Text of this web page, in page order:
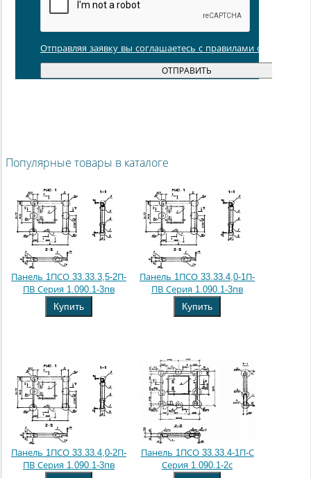
Отправляя заявку вы соглашаетесь с правилами обработки
Популярные товары в каталоге
Панель 1ПСО 33.33.3,5-2П-
ПВ Серия 1.090.1-3пв
Купить
Панель 1ПСО 33.33.4,0-1П-
ПВ Серия 1.090.1-3пв
Купить
Панель 1ПСО 33.33.4,0-2П-
ПВ Серия 1.090.1-3пв
Панель 1ПСО 33.33.4-1П-С
Серия 1.090.1-2с